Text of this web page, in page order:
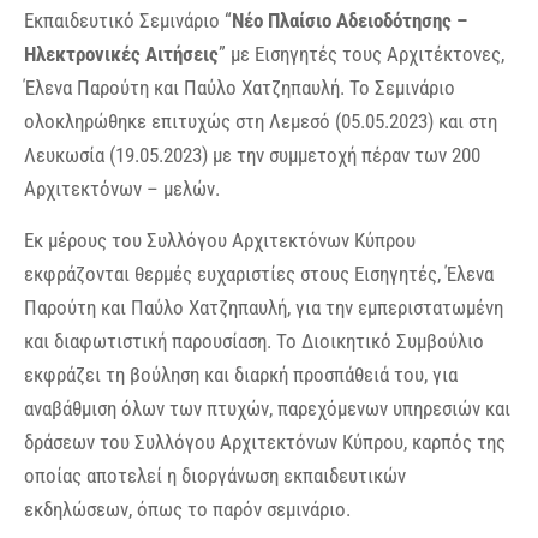
Εκπαιδευτικό Σεμινάριο “Νέο Πλαίσιο Αδειοδότησης –
Ηλεκτρονικές Αιτήσεις” με Εισηγητές τους Αρχιτέκτονες,
Έλενα Παρούτη και Παύλο Χατζηπαυλή. Το Σεμινάριο
ολοκληρώθηκε επιτυχώς στη Λεμεσό (05.05.2023) και στη
Λευκωσία (19.05.2023) με την συμμετοχή πέραν των 200
Αρχιτεκτόνων – μελών.
Εκ μέρους του Συλλόγου Αρχιτεκτόνων Κύπρου
εκφράζονται θερμές ευχαριστίες στους Εισηγητές, Έλενα
Παρούτη και Παύλο Χατζηπαυλή, για την εμπεριστατωμένη
και διαφωτιστική παρουσίαση. Το Διοικητικό Συμβούλιο
εκφράζει τη βούληση και διαρκή προσπάθειά του, για
αναβάθμιση όλων των πτυχών, παρεχόμενων υπηρεσιών και
δράσεων του Συλλόγου Αρχιτεκτόνων Κύπρου, καρπός της
οποίας αποτελεί η διοργάνωση εκπαιδευτικών
εκδηλώσεων, όπως το παρόν σεμινάριο.